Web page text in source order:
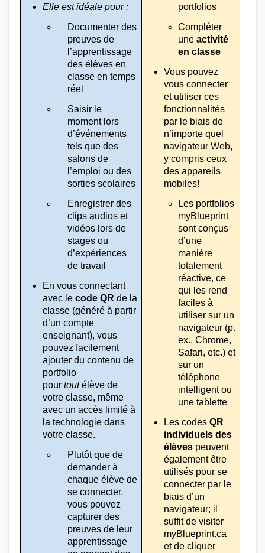
Elle est idéale pour :
Documenter des
preuves de
l’apprentissage
des élèves en
classe en temps
réel
Saisir le
moment lors
d’événements
tels que des
salons de
l’emploi ou des
sorties scolaires
Enregistrer des
clips audios et
vidéos lors de
stages ou
d’expériences
de travail
En vous connectant
avec le code QR de la
classe (généré à partir
d’un compte
enseignant), vous
pouvez facilement
ajouter du contenu de
portfolio
pour tout élève de
votre classe, même
avec un accès limité à
la technologie dans
votre classe.
Plutôt que de
demander à
chaque élève de
se connecter,
vous pouvez
capturer des
preuves de leur
apprentissage
portfolios
Compléter
une activité
en classe
Vous pouvez
vous connecter
et utiliser ces
fonctionnalités
par le biais de
n’importe quel
navigateur Web,
y compris ceux
des appareils
mobiles!
Les portfolios
myBlueprint
sont conçus
d’une
manière
totalement
réactive, ce
qui les rend
faciles à
utiliser sur un
navigateur (p.
ex., Chrome,
Safari, etc.) et
sur un
téléphone
intelligent ou
une tablette
Les codes QR
individuels des
élèves peuvent
également être
utilisés pour se
connecter par le
biais d’un
navigateur; il
suffit de visiter
myBlueprint.ca
et de cliquer